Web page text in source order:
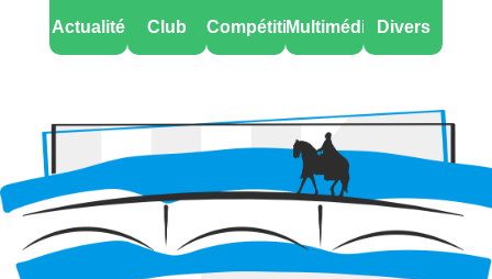
Actualité Club CompétitionsMultimédia Divers